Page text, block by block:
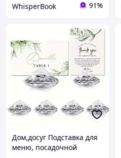
WhisperBook 91%
Дом,досуг Подставка для
меню, посадочной